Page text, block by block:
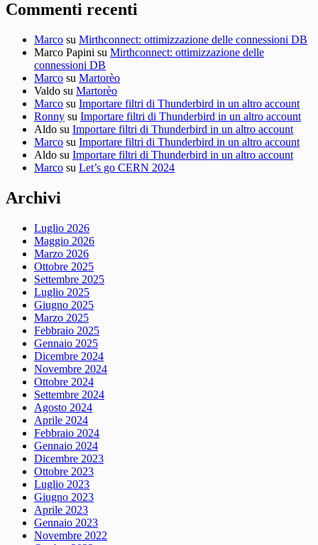
Commenti recenti
Marco su Mirthconnect: ottimizzazione delle connessioni DB
Marco Papini su Mirthconnect: ottimizzazione delle
connessioni DB
Marco su Martorèo
Valdo su Martorèo
Marco su Importare filtri di Thunderbird in un altro account
Ronny su Importare filtri di Thunderbird in un altro account
Aldo su Importare filtri di Thunderbird in un altro account
Marco su Importare filtri di Thunderbird in un altro account
Aldo su Importare filtri di Thunderbird in un altro account
Marco su Let’s go CERN 2024
Archivi
Luglio 2026
Maggio 2026
Marzo 2026
Ottobre 2025
Settembre 2025
Luglio 2025
Giugno 2025
Marzo 2025
Febbraio 2025
Gennaio 2025
Dicembre 2024
Novembre 2024
Ottobre 2024
Settembre 2024
Agosto 2024
Aprile 2024
Febbraio 2024
Gennaio 2024
Dicembre 2023
Ottobre 2023
Luglio 2023
Giugno 2023
Aprile 2023
Gennaio 2023
Novembre 2022